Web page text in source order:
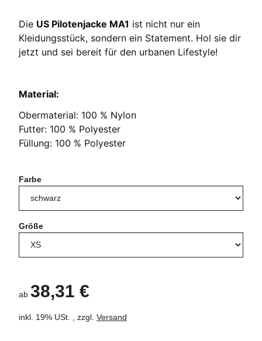
Die US Pilotenjacke MA1 ist nicht nur ein
Kleidungsstück, sondern ein Statement. Hol sie dir
jetzt und sei bereit für den urbanen Lifestyle!
Material:
Obermaterial: 100 % Nylon
Futter: 100 % Polyester
Füllung: 100 % Polyester
Farbe
Größe
ab 38,31 €
inkl. 19% USt. , zzgl. Versand